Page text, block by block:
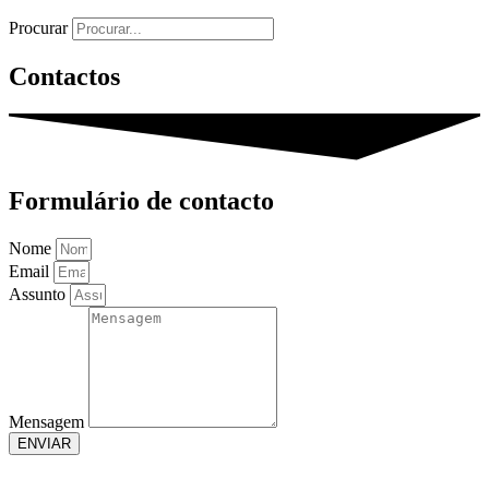
Procurar
Contactos
Formulário de contacto
Nome
Email
Assunto
Mensagem
ENVIAR